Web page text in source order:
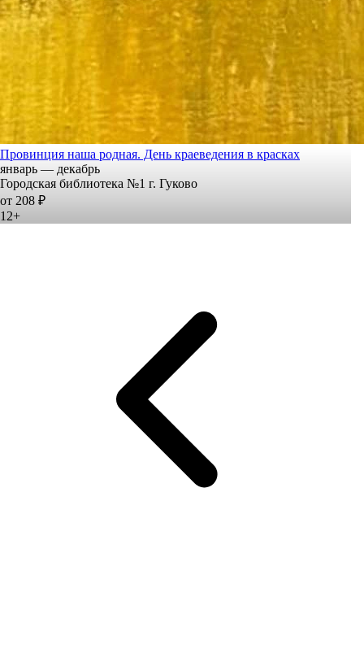
Провинция наша родная. День краеведения в красках
январь — декабрь
Городская библиотека №1 г. Гуково
от 208 ₽
12+